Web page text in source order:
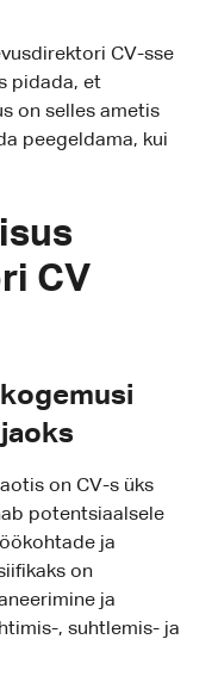
CV-sse
pidada, et
on selles ametis
peegeldama, kui
CV
on CV-s üks
potentsiaalsele
ja
on
ja
, suhtlemis- ja